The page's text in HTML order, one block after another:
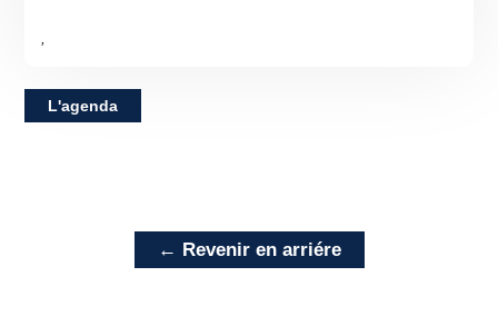
L'agenda
← Revenir en arriére